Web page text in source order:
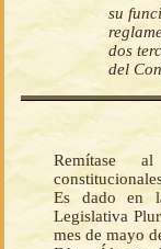
su
dos
del
Remítase
Es dado en
Legislativa
mes de mayo